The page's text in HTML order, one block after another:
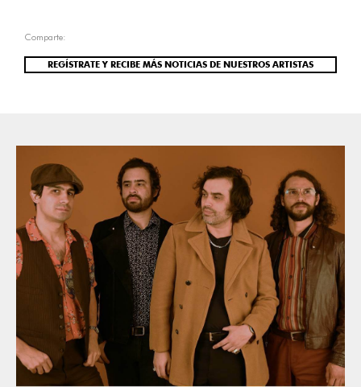
Comparte:
REGÍSTRATE Y RECIBE MÁS NOTICIAS DE NUESTROS ARTISTAS